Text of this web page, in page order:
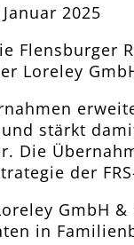
2025
Flensburger
Loreley
stärkt
Die
der
GmbH
in